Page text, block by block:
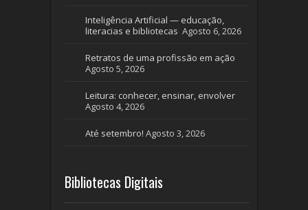
Inteligência Artificial — educação,
literacias e bibliotecas Agosto 6, 2026
Retratos de uma profissão em ação
Agosto 5, 2026
Leitura: conhecer, ensinar, envolver
Agosto 4, 2026
Até setembro! Agosto 3, 2026
Bibliotecas Digitais